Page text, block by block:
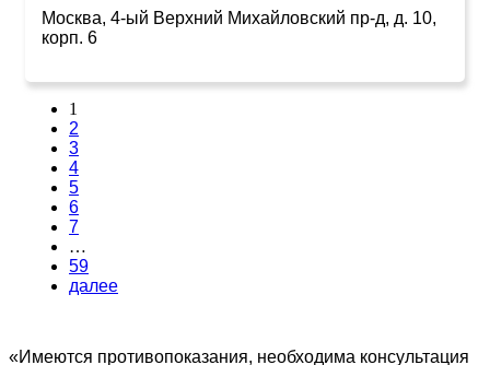
Москва, 4-ый Верхний Михайловский пр-д, д. 10,
корп. 6
1
2
3
4
5
6
7
…
59
далее
«Имеются противопоказания, необходима консультация